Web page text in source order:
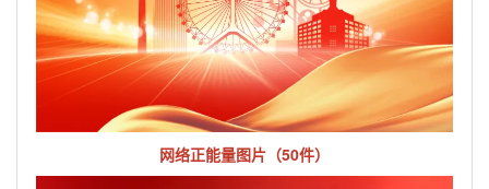
网络正能量图片（50件）